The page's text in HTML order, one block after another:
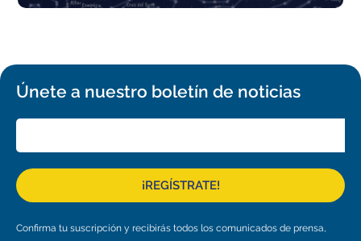
Únete a nuestro boletín de noticias
¡REGÍSTRATE!
Confirma tu suscripción y recibirás todos los comunicados de prensa,